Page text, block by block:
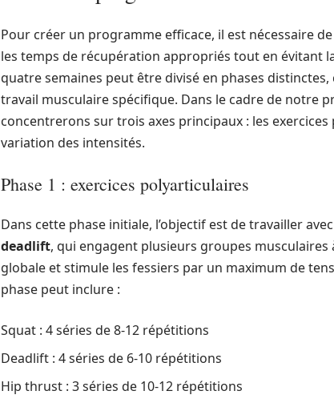
Pour créer un programme efficace, il est nécessaire
les temps de récupération appropriés tout en évitant
quatre semaines peut être divisé en phases
travail musculaire spécifique. Dans le cadre de notre
concentrerons sur trois axes principaux : les
variation des intensités.
Phase 1 : exercices polyarticulaires
Dans cette phase initiale, l’objectif est de travailler
deadlift, qui engagent plusieurs groupes
globale et stimule les fessiers par un maximum de
phase peut inclure :
Squat : 4 séries de 8-12 répétitions
Deadlift : 4 séries de 6-10 répétitions
Hip thrust : 3 séries de 10-12 répétitions